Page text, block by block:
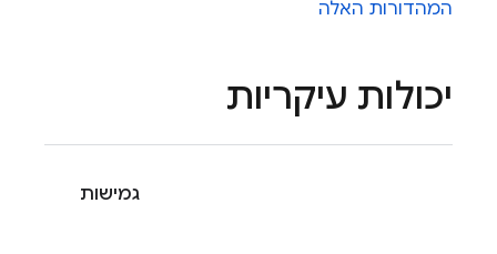
המהדורות האלה
יכולות עיקריות
גמישות